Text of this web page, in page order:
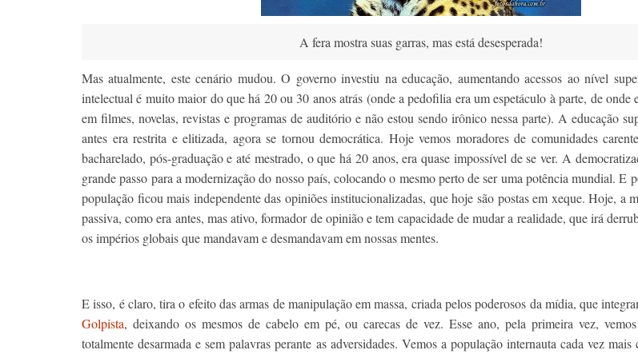
A fera mostra suas garras, mas está desesperada!
Mas atualmente, este cenário mudou. O governo investiu na educação, aumentando acessos ao nível
intelectual é muito maior do que há 20 ou 30 anos atrás (onde a pedofilia era um espetáculo à parte, de onde
em filmes, novelas, revistas e programas de auditório e não estou sendo irônico nessa parte). A educação
antes era restrita e elitizada, agora se tornou democrática. Hoje vemos moradores de comunidades
bacharelado, pós-graduação e até mestrado, o que há 20 anos, era quase impossível de se ver. A
grande passo para a modernização do nosso país, colocando o mesmo perto de ser uma potência mundial. E
população ficou mais independente das opiniões institucionalizadas, que hoje são postas em xeque. Hoje, a
passiva, como era antes, mas ativo, formador de opinião e tem capacidade de mudar a realidade, que irá
os impérios globais que mandavam e desmandavam em nossas mentes.
E isso, é claro, tira o efeito das armas de manipulação em massa, criada pelos poderosos da mídia, que
Golpista, deixando os mesmos de cabelo em pé, ou carecas de vez. Esse ano, pela primeira vez,
totalmente desarmada e sem palavras perante as adversidades. Vemos a população internauta cada vez